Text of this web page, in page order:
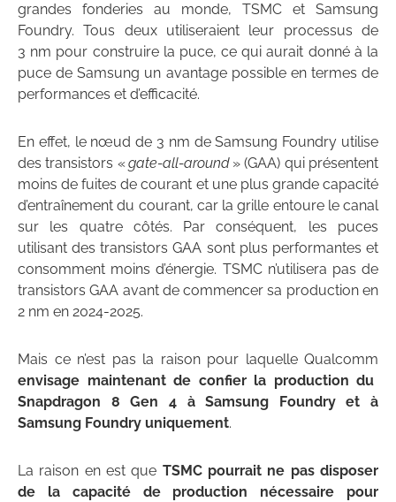
grandes fonderies au monde, TSMC et Samsung
Foundry. Tous deux utiliseraient leur processus de
3 nm pour construire la puce, ce qui aurait donné à la
puce de Samsung un avantage possible en termes de
performances et d’efficacité.
En effet, le nœud de 3 nm de Samsung Foundry utilise
des transistors «gate-all-around» (GAA) qui présentent
moins de fuites de courant et une plus grande capacité
d’entraînement du courant, car la grille entoure le canal
sur les quatre côtés. Par conséquent, les puces
utilisant des transistors GAA sont plus performantes et
consomment moins d’énergie. TSMC n’utilisera pas de
transistors GAA avant de commencer sa production en
2 nm en 2024-2025.
Mais ce n’est pas la raison pour laquelle Qualcomm
envisage maintenant de confier la production du
Snapdragon 8 Gen 4 à Samsung Foundry et à
Samsung Foundry uniquement.
La raison en est que TSMC pourrait ne pas disposer
de la capacité de production nécessaire pour